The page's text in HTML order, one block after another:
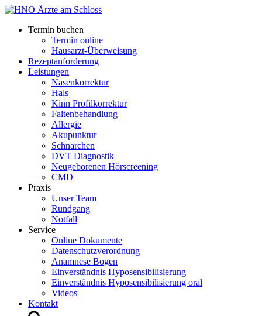
Termin buchen
Termin online
Hausarzt-Überweisung
Rezeptanforderung
Leistungen
Nasenkorrektur
Hals
Kinn Profilkorrektur
Faltenbehandlung
Allergie
Akupunktur
Schnarchen
DVT Diagnostik
Neugeborenen Hörscreening
CMD
Praxis
Unser Team
Rundgang
Notfall
Service
Online Dokumente
Datenschutzverordnung
Anamnese Bogen
Einverständnis Hyposensibilisierung
Einverständnis Hyposensibilisierung oral
Videos
Kontakt